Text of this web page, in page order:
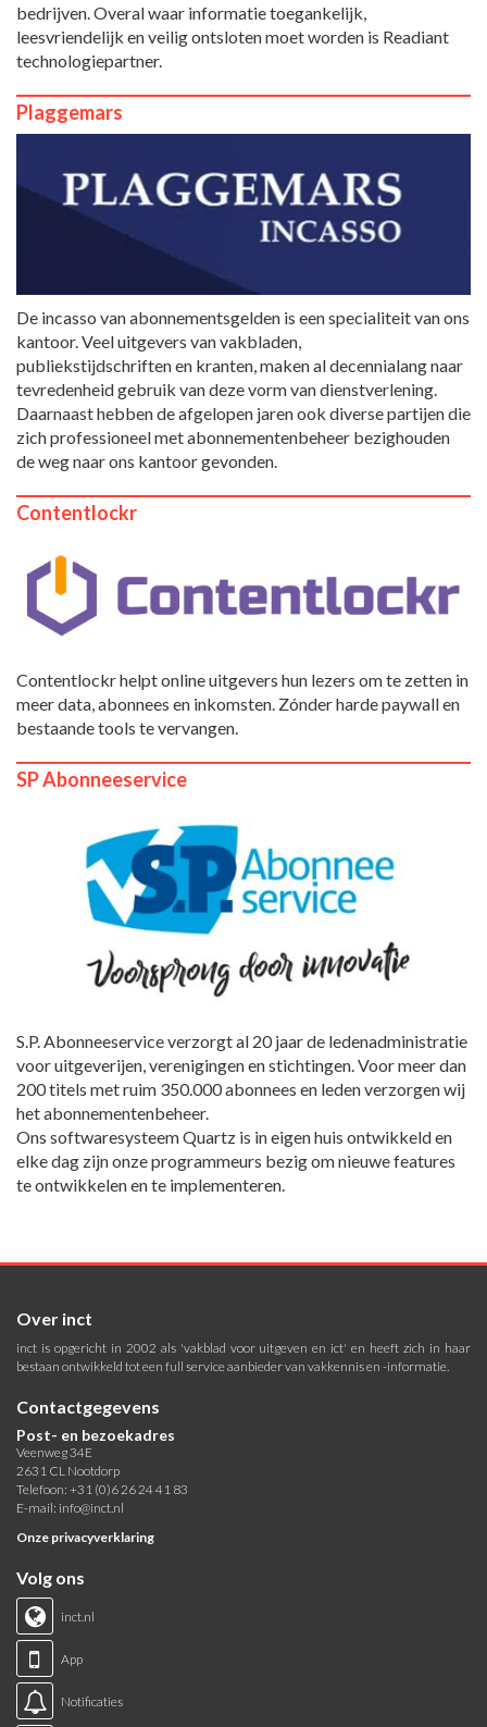
bedrijven. Overal waar informatie toegankelijk,
leesvriendelijk en veilig ontsloten moet worden is Readiant
technologiepartner.
Plaggemars
De incasso van abonnementsgelden is een specialiteit van ons
kantoor. Veel uitgevers van vakbladen,
publiekstijdschriften en kranten, maken al decennialang naar
tevredenheid gebruik van deze vorm van dienstverlening.
Daarnaast hebben de afgelopen jaren ook diverse partijen die
zich professioneel met abonnementenbeheer bezighouden
de weg naar ons kantoor gevonden.
Contentlockr
Contentlockr helpt online uitgevers hun lezers om te zetten in
meer data, abonnees en inkomsten. Zónder harde paywall en
bestaande tools te vervangen.
SP Abonneeservice
S.P. Abonneeservice verzorgt al 20 jaar de ledenadministratie
voor uitgeverijen, verenigingen en stichtingen. Voor meer dan
200 titels met ruim 350.000 abonnees en leden verzorgen wij
het abonnementenbeheer.
Ons softwaresysteem Quartz is in eigen huis ontwikkeld en
elke dag zijn onze programmeurs bezig om nieuwe features
te ontwikkelen en te implementeren.
Over inct
inct is opgericht in 2002 als 'vakblad voor uitgeven en ict' en heeft zich in haar
bestaan ontwikkeld tot een full service aanbieder van vakkennis en -informatie.
Contactgegevens
Post- en bezoekadres
Veenweg 34E
2631 CL Nootdorp
Telefoon: +31 (0)6 26 24 41 83
E-mail: info@inct.nl
Onze privacyverklaring
Volg ons
inct.nl
App
Notificaties